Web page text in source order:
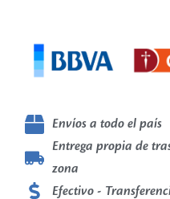
Envíos a todo el país
Entrega propia de
zona
Efectivo -